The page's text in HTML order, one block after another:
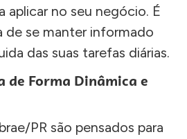
aplicar no seu negócio. É
de se manter informado
das suas tarefas diárias.
de Forma Dinâmica e
PR são pensados para